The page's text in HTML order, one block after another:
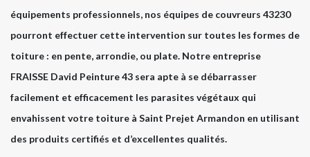
équipements professionnels, nos équipes de couvreurs 43230
pourront effectuer cette intervention sur toutes les formes de
toiture : en pente, arrondie, ou plate. Notre entreprise
FRAISSE David Peinture 43 sera apte à se débarrasser
facilement et efficacement les parasites végétaux qui
envahissent votre toiture à Saint Prejet Armandon en utilisant
des produits certifiés et d’excellentes qualités.